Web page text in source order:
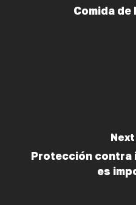
Comida de
Protección contra
es